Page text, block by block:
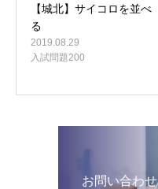
【城北】サイコロを並べ
る
2019.08.29
入試問題200
お問い合わせ